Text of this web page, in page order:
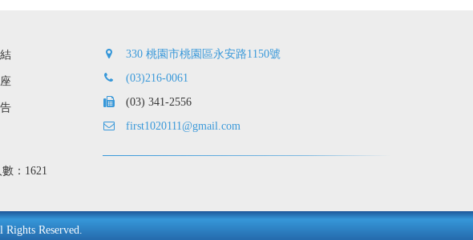
：1621
330 桃園市桃園區永安路1150號
(03)216-0061
(03) 341-2556
first1020111@gmail.com
Reserved.